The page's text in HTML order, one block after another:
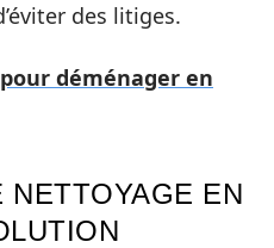
des litiges.
déménager en
NETTOYAGE EN